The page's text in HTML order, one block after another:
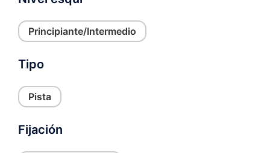
Principiante/Intermedio
Tipo
Pista
Fijación